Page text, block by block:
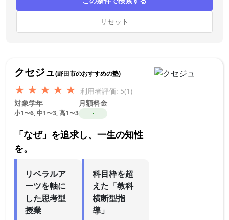
リセット
クセジュ(野田市のおすすめの塾)
★ ★ ★ ★ ★ 利用者評価: 5(1)
対象学年
小1〜6, 中1〜3, 高1〜3
月額料金
・
「なぜ」を追求し、一生の知性
を。
リベラルア
ーツを軸に
した思考型
授業
科目枠を超
えた「教科
横断型指
導」